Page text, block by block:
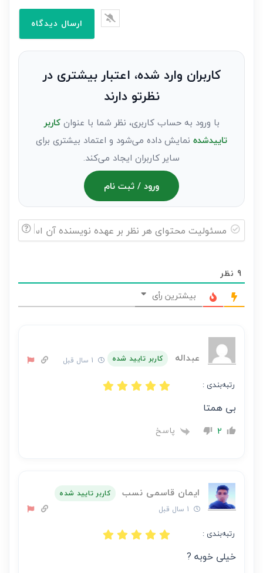
نظر
کاربران وارد شده، اعتبار بیشتری در
نظرتو دارند
با ورود به حساب کاربری، نظر شما با عنوانکاربر
تاییدشده نمایش داده می‌شود و اعتماد بیشتری برای
سایر کاربران ایجاد می‌کند.
ورود / ثبت نام
هر
نظر
بر
نویسنده
9 نظر
بیشترین رأی
عبداله کاربر تایید شده
رتبه‌بندی :
بی همتا
2 پاسخ
ایمان قاسمی نسب
کاربر تایید شده
رتبه‌بندی :
خیلی خوبه ?